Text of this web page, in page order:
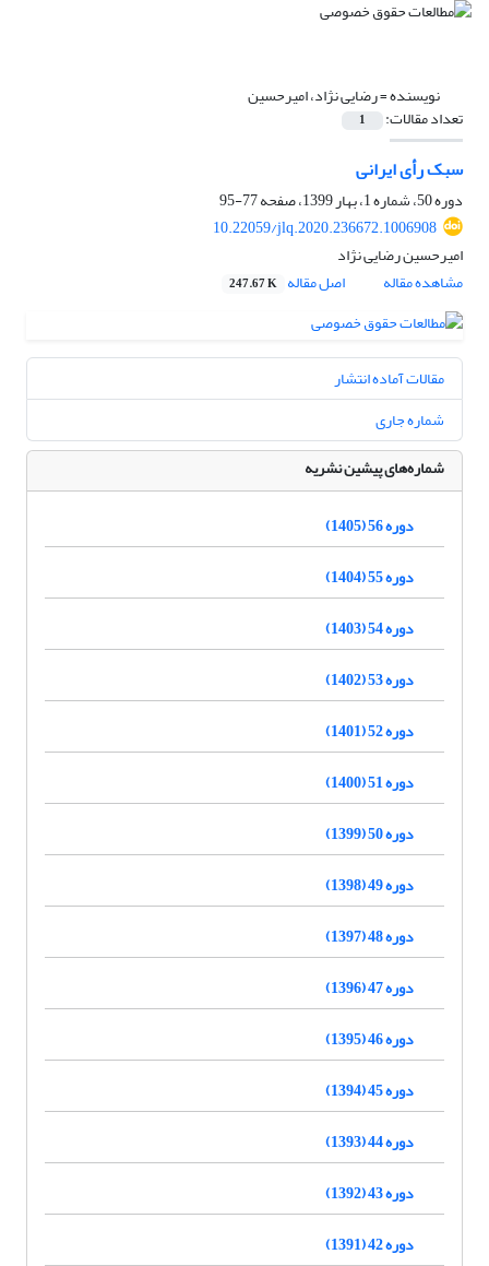
نویسنده =رضایی نژاد، امیرحسین
تعداد مقالات: 1
سبک رأی ایرانی
دوره 50، شماره 1، بهار 1399، صفحه
77-95
10.22059/jlq.2020.236672.1006908
امیرحسین رضایی نژاد
مشاهده مقاله
اصل مقاله 247.67 K
مقالات آماده انتشار
شماره جاری
شماره‌های پیشین نشریه
دوره 56 (1405)
دوره 55 (1404)
دوره 54 (1403)
دوره 53 (1402)
دوره 52 (1401)
دوره 51 (1400)
دوره 50 (1399)
دوره 49 (1398)
دوره 48 (1397)
دوره 47 (1396)
دوره 46 (1395)
دوره 45 (1394)
دوره 44 (1393)
دوره 43 (1392)
دوره 42 (1391)